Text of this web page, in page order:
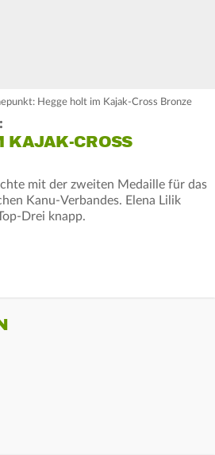
Hegge holt im Kajak-Cross Bronze
KAJAK-CROSS
mit der zweiten Medaille für das
Kanu-Verbandes. Elena Lilik
Drei knapp.